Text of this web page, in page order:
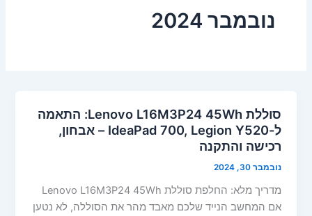
נובמבר 2024
סוללת Lenovo L16M3P24 45Wh: התאמה
ל-IdeaPad 700, Legion Y520 – אבחון,
רכישה והתקנה
נובמבר 30, 2024
מדריך מלא: החלפת סוללת Lenovo L16M3P24 45Wh
אם המחשב הנייד שלכם מאבד מהר את הסוללה, לא נטען